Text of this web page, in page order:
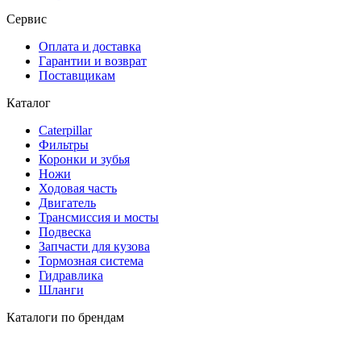
Сервис
Оплата и доставка
Гарантии и возврат
Поставщикам
Каталог
Caterpillar
Фильтры
Коронки и зубья
Ножи
Ходовая часть
Двигатель
Трансмиссия и мосты
Подвеска
Запчасти для кузова
Тормозная система
Гидравлика
Шланги
Каталоги по брендам